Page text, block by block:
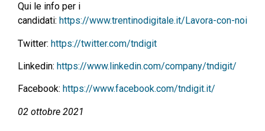
Qui le info per i
candidati: https://www.trentinodigitale.it/Lavora-con-noi
Twitter: https://twitter.com/tndigit
Linkedin: https://www.linkedin.com/company/tndigit/
Facebook: https://www.facebook.com/tndigit.it/
02 ottobre 2021